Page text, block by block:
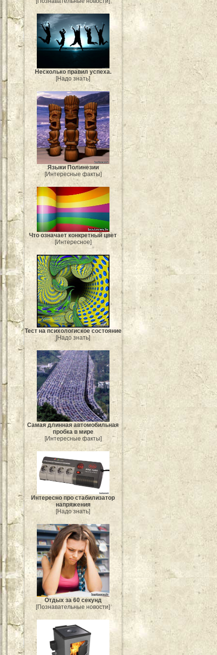
Несколько правил успеха.
[Надо знать]
Языки Полинезии
[Интересные факты]
Что означает конкретный цвет
[Интересное]
Тест на психологиское состояние
[Надо знать]
Самая длинная автомобильная
пробка в мире
[Интересные факты]
Интересно про стабилизатор
напряжения
[Надо знать]
Отдых за 60 секунд
[Познавательные новости]